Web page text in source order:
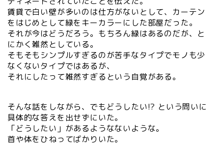
賃貸で白い壁が多いのは仕方がないとして、カーテン
をはじめとして緑をキーカラーにした部屋だった。
それが今はどうだろう。もちろん緑はあるのだが、と
にかく雑然としている。
そもそもシンプルすぎるのが苦手なタイプでモノも少
なくないタイプではあるが、
それにしたって雑然すぎるという自覚がある。
そんな話をしながら、でもどうしたい!? という問いに
具体的な答えを出せずにいた。
「どうしたい」があるようなないような。
首や体をひねってばかりいた。